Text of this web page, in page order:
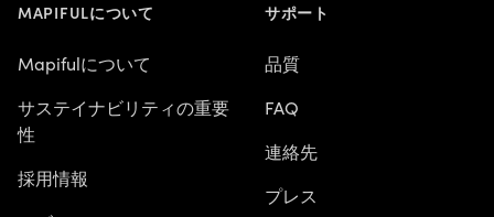
MAPIFULについて
Mapifulについて
サステイナビリティの重要
性
採用情報
サポート
品質
FAQ
連絡先
プレス